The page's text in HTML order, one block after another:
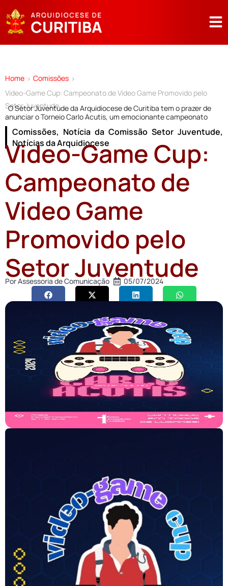
Home > Comissões >
Video-Game Cup: Campeonato de Video Game Promovido pelo
Setor Juventude
O Setor Juventude da Arquidiocese de Curitiba tem o prazer de
anunciar o Torneio Carlo Acutis, um emocionante campeonato
Comissões, Notícia da Comissão Setor Juventude,
Notícias da Arquidiocese
Video-Game Cup:
Campeonato de
Video Game
Promovido pelo
Setor Juventude
PorAssessoria de Comunicação 05/07/2024